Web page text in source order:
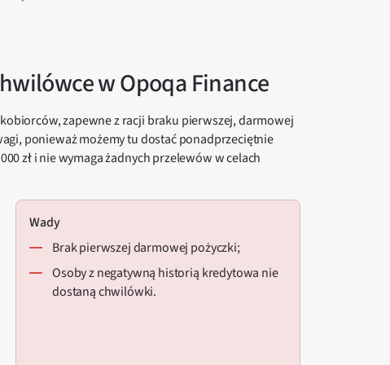
w Opoqa Finance
zapewne z racji braku pierwszej, darmowej
ponieważ możemy tu dostać ponadprzeciętnie
zł i nie wymaga żadnych przelewów w celach
Wady
brak pierwszej darmowej pożyczki;
osoby z negatywną historią kredytowa nie
dostaną chwilówki.